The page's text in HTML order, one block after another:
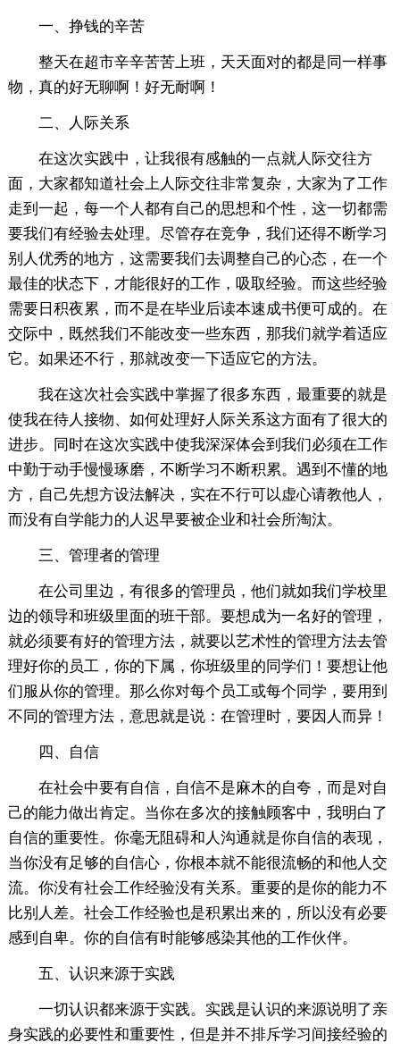
一、挣钱的辛苦
整天在超市辛辛苦苦上班，天天面对的都是同一样事
物，真的好无聊啊！好无耐啊！
二、人际关系
在这次实践中，让我很有感触的一点就人际交往方
面，大家都知道社会上人际交往非常复杂，大家为了工作
走到一起，每一个人都有自己的思想和个性，这一切都需
要我们有经验去处理。尽管存在竞争，我们还得不断学习
别人优秀的地方，这需要我们去调整自己的心态，在一个
最佳的状态下，才能很好的工作，吸取经验。而这些经验
需要日积夜累，而不是在毕业后读本速成书便可成的。在
交际中，既然我们不能改变一些东西，那我们就学着适应
它。如果还不行，那就改变一下适应它的方法。
我在这次社会实践中掌握了很多东西，最重要的就是
使我在待人接物、如何处理好人际关系这方面有了很大的
进步。同时在这次实践中使我深深体会到我们必须在工作
中勤于动手慢慢琢磨，不断学习不断积累。遇到不懂的地
方，自己先想方设法解决，实在不行可以虚心请教他人，
而没有自学能力的人迟早要被企业和社会所淘汰。
三、管理者的管理
在公司里边，有很多的管理员，他们就如我们学校里
边的领导和班级里面的班干部。要想成为一名好的管理，
就必须要有好的管理方法，就要以艺术性的管理方法去管
理好你的员工，你的下属，你班级里的同学们！要想让他
们服从你的管理。那么你对每个员工或每个同学，要用到
不同的管理方法，意思就是说：在管理时，要因人而异！
四、自信
在社会中要有自信，自信不是麻木的自夸，而是对自
己的能力做出肯定。当你在多次的接触顾客中，我明白了
自信的重要性。你毫无阻碍和人沟通就是你自信的表现，
当你没有足够的自信心，你根本就不能很流畅的和他人交
流。你没有社会工作经验没有关系。重要的是你的能力不
比别人差。社会工作经验也是积累出来的，所以没有必要
感到自卑。你的自信有时能够感染其他的工作伙伴。
五、认识来源于实践
一切认识都来源于实践。实践是认识的来源说明了亲
身实践的必要性和重要性，但是并不排斥学习间接经验的